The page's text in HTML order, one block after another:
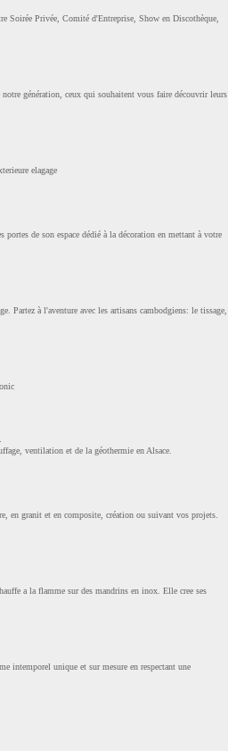
Soirée Privée, Comité d'Entreprise, Show en Discothèque,
génération, ceux qui souhaitent vous faire découvrir leurs
elagage
de son espace dédié à la décoration en mettant à votre
Partez à l'aventure avec les artisans cambodgiens: le tissage,
ventilation et de la géothermie en Alsace.
en granit et en composite, création ou suivant vos projets.
a la flamme sur des mandrins en inox. Elle cree ses
intemporel unique et sur mesure en respectant une